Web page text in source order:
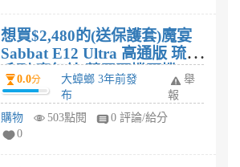
想買$2,480的(送保護套)魔宴
Sabbat E12 Ultra 高通版 琉光
系列 真無線 藍牙耳機耳機，
你有過的評價如何?
0.0分
大蟑螂 3年前發
布
舉
報
購物
503點閱
0 評論/給分
0